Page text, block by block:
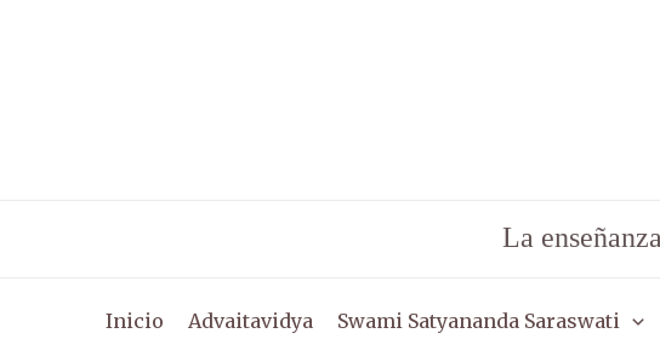
La
Inicio Advaitavidya Swami Satyananda Saraswati